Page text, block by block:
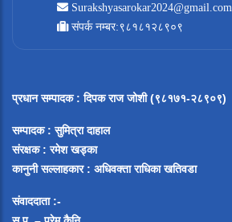
Surakshyasarokar2024@gmail.com
संपर्क नम्बर:९८१८१२८९०९
प्रधान सम्पादक: दिपक राज जोशी (९८१७१-२८९०९)
सम्पादक : सुमित्रा दाहाल
संरक्षक : रमेश खड्का
कानुनी सल्लाहकार : अधिवक्ता राधिका खतिवडा
संवाददाता :-